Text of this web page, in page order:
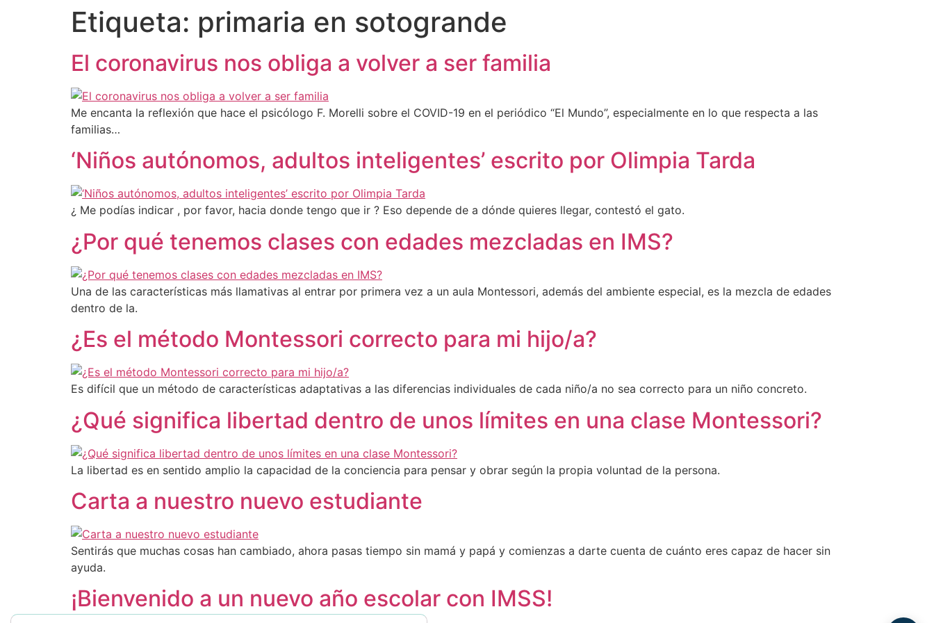
Etiqueta: primaria en sotogrande
El coronavirus nos obliga a volver a ser familia
Me encanta la reflexión que hace el psicólogo F. Morelli sobre el COVID-19 en el periódico “El Mundo”, especialmente en lo que respecta a las
familias…
‘Niños autónomos, adultos inteligentes’ escrito por Olimpia Tarda
¿ Me podías indicar , por favor, hacia donde tengo que ir ? Eso depende de a dónde quieres llegar, contestó el gato.
¿Por qué tenemos clases con edades mezcladas en IMS?
Una de las características más llamativas al entrar por primera vez a un aula Montessori, además del ambiente especial, es la mezcla de edades
dentro de la.
¿Es el método Montessori correcto para mi hijo/a?
Es difícil que un método de características adaptativas a las diferencias individuales de cada niño/a no sea correcto para un niño concreto.
¿Qué significa libertad dentro de unos límites en una clase Montessori?
La libertad es en sentido amplio la capacidad de la conciencia para pensar y obrar según la propia voluntad de la persona.
Carta a nuestro nuevo estudiante
Sentirás que muchas cosas han cambiado, ahora pasas tiempo sin mamá y papá y comienzas a darte cuenta de cuánto eres capaz de hacer sin
ayuda.
¡Bienvenido a un nuevo año escolar con IMSS!